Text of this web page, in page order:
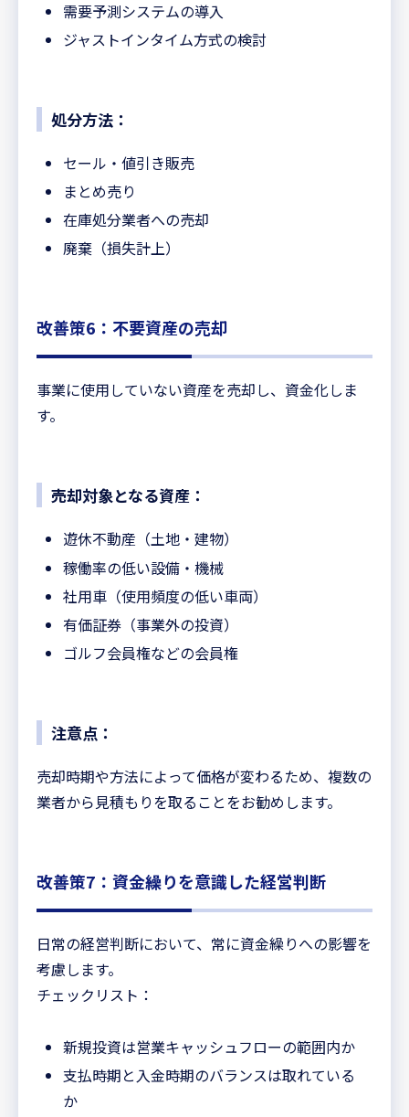
需要予測システムの導入
ジャストインタイム方式の検討
処分方法：
セール・値引き販売
まとめ売り
在庫処分業者への売却
廃棄（損失計上）
改善策6：不要資産の売却
事業に使用していない資産を売却し、資金化しま
す。
売却対象となる資産：
遊休不動産（土地・建物）
稼働率の低い設備・機械
社用車（使用頻度の低い車両）
有価証券（事業外の投資）
ゴルフ会員権などの会員権
注意点：
売却時期や方法によって価格が変わるため、複数の
業者から見積もりを取ることをお勧めします。
改善策7：資金繰りを意識した経営判断
日常の経営判断において、常に資金繰りへの影響を
考慮します。
チェックリスト：
新規投資は営業キャッシュフローの範囲内か
支払時期と入金時期のバランスは取れている
か